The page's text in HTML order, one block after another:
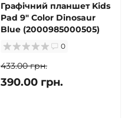
Графічний планшет Kids
Pad 9" Color Dinosaur
Blue (2000985000505)
0
433.00 грн.
390.00 грн.